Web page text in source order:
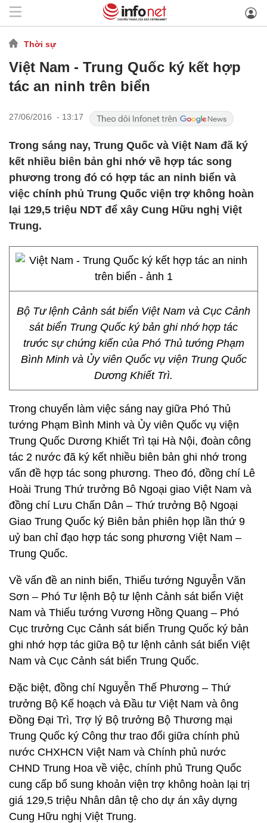
Thời sự
Việt Nam - Trung Quốc ký kết hợp
tác an ninh trên biển
27/06/2016 - 13:17
Trong sáng nay, Trung Quốc và Việt Nam đã ký
kết nhiều biên bản ghi nhớ về hợp tác song
phương trong đó có hợp tác an ninh biển và
việc chính phủ Trung Quốc viện trợ không hoàn
lại 129,5 triệu NDT để xây Cung Hữu nghị Việt
Trung.
Bộ Tư lệnh Cảnh sát biển Việt Nam và Cục Cảnh
sát biển Trung Quốc ký bản ghi nhớ hợp tác
trước sự chứng kiến của Phó Thủ tướng Phạm
Bình Minh và Ủy viên Quốc vụ viện Trung Quốc
Dương Khiết Trì.
Trong chuyến làm việc sáng nay giữa Phó Thủ
tướng Phạm Bình Minh và Ủy viên Quốc vụ viện
Trung Quốc Dương Khiết Trì tại Hà Nội, đoàn công
tác 2 nước đã ký kết nhiều biên bản ghi nhớ trong
vấn đề hợp tác song phương. Theo đó, đồng chí Lê
Hoài Trung Thứ trưởng Bô Ngoại giao Việt Nam và
đồng chí Lưu Chấn Dân – Thứ trưởng Bộ Ngoại
Giao Trung Quốc ký Biên bản phiên họp lần thứ 9
uỷ ban chỉ đạo hợp tác song phương Việt Nam –
Trung Quốc.
Về vấn đề an ninh biển, Thiếu tướng Nguyễn Văn
Sơn – Phó Tư lệnh Bộ tư lệnh Cảnh sát biển Việt
Nam và Thiếu tướng Vương Hồng Quang – Phó
Cục trưởng Cục Cảnh sát biển Trung Quốc ký bản
ghi nhớ hợp tác giữa Bộ tư lệnh cảnh sát biển Việt
Nam và Cục Cảnh sát biển Trung Quốc.
Đặc biệt, đồng chí Nguyễn Thế Phương – Thứ
trưởng Bộ Kế hoạch và Đầu tư Việt Nam và ông
Đồng Đại Trì, Trợ lý Bộ trưởng Bộ Thương mại
Trung Quốc ký Công thư trao đổi giữa chính phủ
nước CHXHCN Việt Nam và Chính phủ nước
CHND Trung Hoa về việc, chính phủ Trung Quốc
cung cấp bổ sung khoản viện trợ không hoàn lại trị
giá 129,5 triệu Nhân dân tệ cho dự án xây dựng
Cung Hữu nghị Việt Trung.